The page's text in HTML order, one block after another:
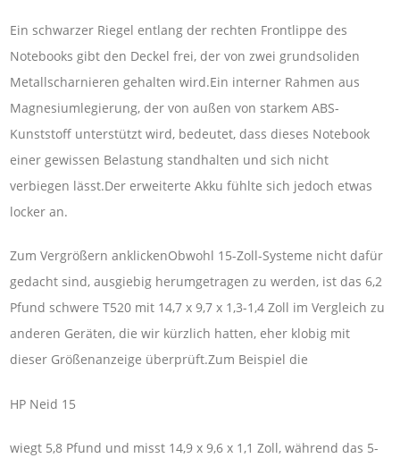
Ein schwarzer Riegel entlang der rechten Frontlippe des
Notebooks gibt den Deckel frei, der von zwei grundsoliden
Metallscharnieren gehalten wird.Ein interner Rahmen aus
Magnesiumlegierung, der von außen von starkem ABS-
Kunststoff unterstützt wird, bedeutet, dass dieses Notebook
einer gewissen Belastung standhalten und sich nicht
verbiegen lässt.Der erweiterte Akku fühlte sich jedoch etwas
locker an.
Zum Vergrößern anklickenObwohl 15-Zoll-Systeme nicht dafür
gedacht sind, ausgiebig herumgetragen zu werden, ist das 6,2
Pfund schwere T520 mit 14,7 x 9,7 x 1,3-1,4 Zoll im Vergleich zu
anderen Geräten, die wir kürzlich hatten, eher klobig mit
dieser Größenanzeige überprüft.Zum Beispiel die
HP Neid 15
wiegt 5,8 Pfund und misst 14,9 x 9,6 x 1,1 Zoll, während das 5-